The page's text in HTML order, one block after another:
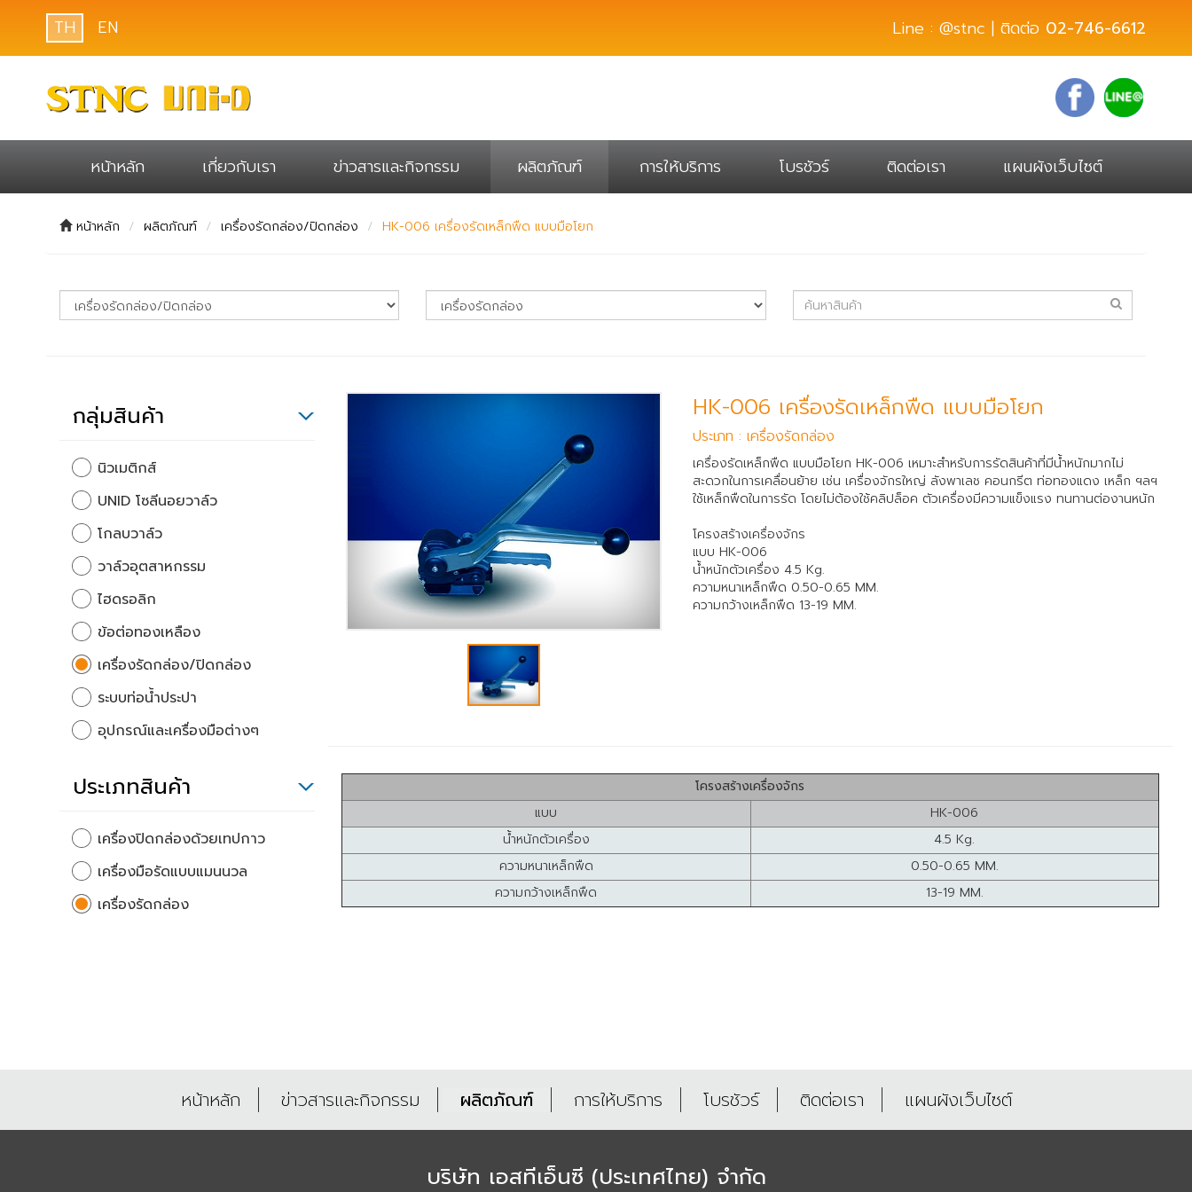
TH EN Line : @stnc | ติดต่อ 02-746-6612
หน้าหลัก เกี่ยวกับเรา ข่าวสารและกิจกรรม ผลิตภัณฑ์ การให้บริการ โบรชัวร์ ติดต่อเรา แผนผังเว็บไซต์
หน้าหลัก ผลิตภัณฑ์ เครื่องรัดกล่อง/ปิดกล่อง HK-006 เครื่องรัดเหล็กพืด แบบมือโยก
กลุ่มสินค้า
นิวเมติกส์
UNID โซลีนอยวาล์ว
โกลบวาล์ว
วาล์วอุตสาหกรรม
ไฮดรอลิก
ข้อต่อทองเหลือง
เครื่องรัดกล่อง/ปิดกล่อง
ระบบท่อน้ำประปา
อุปกรณ์และเครื่องมือต่างๆ
ประเภทสินค้า
เครื่องปิดกล่องด้วยเทปกาว
เครื่องมือรัดแบบแมนนวล
เครื่องรัดกล่อง
HK-006 เครื่องรัดเหล็กพืด แบบมือโยก
ประเภท : เครื่องรัดกล่อง
เครื่องรัดเหล็กพืด แบบมือโยก HK-006 เหมาะสำหรับการรัดสินค้าที่มีน้ำหนักมากไม่
สะดวกในการเคลื่อนย้าย เช่น เครื่องจักรใหญ่ ลังพาเลช คอนกรีต ท่อทองแดง เหล็ก ฯลฯ
ใช้เหล็กพืดในการรัด โดยไม่ต้องใช้คลิปล็อค ตัวเครื่องมีความแข็งแรง ทนทานต่องานหนัก
โครงสร้างเครื่องจักร
แบบ HK-006
น้ำหนักตัวเครื่อง 4.5 Kg.
ความหนาเหล็กพืด 0.50-0.65 MM.
ความกว้างเหล็กพืด 13-19 MM.
โครงสร้างเครื่องจักร
แบบ
HK-006
น้ำหนักตัวเครื่อง
4.5 Kg.
ความหนาเหล็กพืด
0.50-0.65 MM.
ความกว้างเหล็กพืด
13-19 MM.
หน้าหลัก ข่าวสารและกิจกรรม ผลิตภัณฑ์ การให้บริการ โบรชัวร์ ติดต่อเรา แผนผังเว็บไซต์
บริษัท เอสทีเอ็นซี (ประเทศไทย) จำกัด